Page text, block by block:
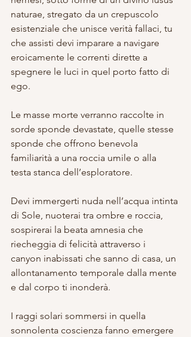
naturae, stregato da un crepuscolo
esistenziale che unisce verità fallaci, tu
che assisti devi imparare a navigare
eroicamente le correnti dirette a
spegnere le luci in quel porto fatto di
ego.
Le masse morte verranno raccolte in
sorde sponde devastate, quelle stesse
sponde che offrono benevola
familiarità a una roccia umile o alla
testa stanca dell’esploratore.
Devi immergerti nuda nell’acqua intinta
di Sole, nuoterai tra ombre e roccia,
sospirerai la beata amnesia che
riecheggia di felicità attraverso i
canyon inabissati che sanno di casa, un
allontanamento temporale dalla mente
e dal corpo ti inonderà.
I raggi solari sommersi in quella
sonnolenta coscienza fanno emergere